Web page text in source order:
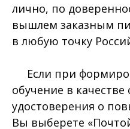
лично, по
вышлем заказным
в любую точку
Если при
обучение в качестве
удостоверения о
Вы выберете